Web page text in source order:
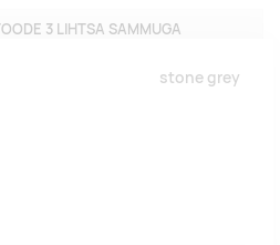
3 LIHTSA SAMMUGA
stone grey